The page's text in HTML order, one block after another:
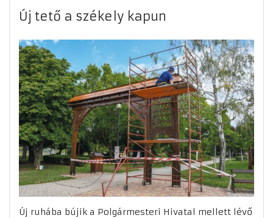
Új tető a székely kapun
Új ruhába bújik a Polgármesteri Hivatal mellett lévő